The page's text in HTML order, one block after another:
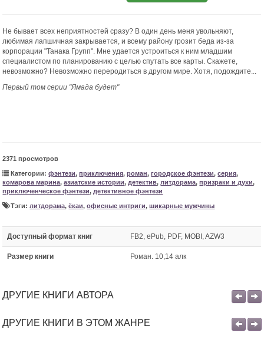
Не бывает всех неприятностей сразу? В один день меня увольняют,
любимая лапшичная закрывается, и всему району грозит беда из-за
корпорации "Танака Групп". Мне удается устроиться к ним младшим
специалистом по планированию с целью спутать все карты. Скажете,
невозможно? Невозможно переродиться в другом мире. Хотя, подождите...
Первый том серии "Ямада будет"
2371 просмотров
Категории:фэнтези,приключения,роман,городское фэнтези,серия,
комарова марина,азиатские истории, детектив, литдорама,призраки и духи,
приключенческое фэнтези, детективное фэнтези
Тэги: литдорама,ёкаи,офисные интриги,шикарные мужчины
Доступный формат книг FB2, ePub, PDF, MOBI, AZW3
Размер книги Роман. 10,14 алк
ДРУГИЕ КНИГИ АВТОРА
ДРУГИЕ КНИГИ В ЭТОМ ЖАНРЕ